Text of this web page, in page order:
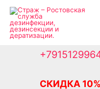
Перейти
содержимому
СКИДКА